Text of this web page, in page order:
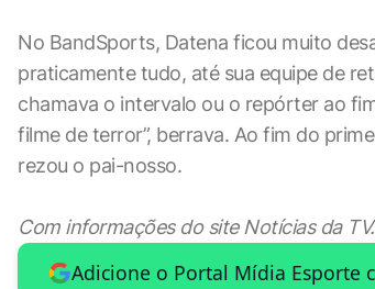
No BandSports, Datena ficou muito
praticamente tudo, até sua equipe de
chamava o intervalo ou o repórter ao
filme de terror”, berrava. Ao fim do
rezou o pai-nosso.
Com informações do site Notícias da TV.
Adicione o Portal Mídia Esporte